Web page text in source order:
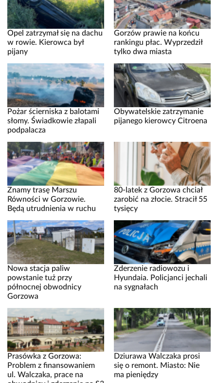
Opel zatrzymał się na dachu
w rowie. Kierowca był
pijany
Gorzów prawie na końcu
rankingu płac. Wyprzedził
tylko dwa miasta
Pożar ścierniska z balotami
słomy. Świadkowie złapali
podpalacza
Obywatelskie zatrzymanie
pijanego kierowcy Citroena
Znamy trasę Marszu
Równości w Gorzowie.
Będą utrudnienia w ruchu
80-latek z Gorzowa chciał
zarobić na złocie. Stracił 55
tysięcy
Nowa stacja paliw
powstanie tuż przy
północnej obwodnicy
Gorzowa
Zderzenie radiowozu i
Hyundaia. Policjanci jechali
na sygnałach
Prasówka z Gorzowa:
Problem z finansowaniem
ul. Walczaka, prace na
Dziurawa Walczaka prosi
się o remont. Miasto: Nie
ma pieniędzy